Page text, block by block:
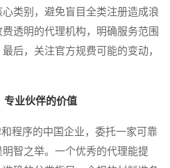
类别，避免盲目全类注册造成浪
透明的代理机构，明确服务范围
后，关注官方规费可能的变动，
专业伙伴的价值
序的中国企业，委托一家可靠
智之举。一个优秀的代理能提